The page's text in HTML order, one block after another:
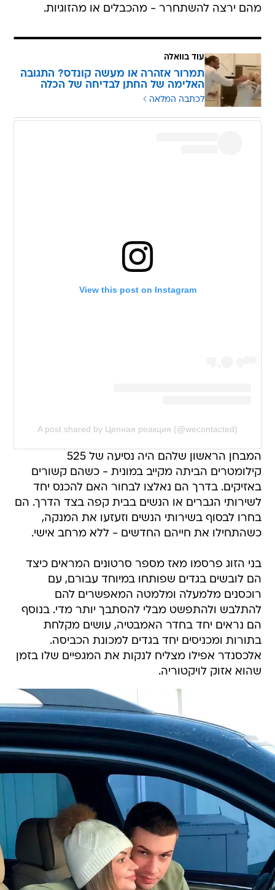
מהם ירצה להשתחרר - מהכבלים או מהזוגיות.
עוד בוואלה
תמרור אזהרה או מעשה קונדס? התגובה
האלימה של החתן לבדיחה של הכלה
לכתבה המלאה
View this post on Instagram
A post shared by Цепная реакция (@wecontacted)
המבחן הראשון שלהם היה נסיעה של 525
קילומטרים הביתה מקייב במונית - כשהם קשורים
באזיקים. בדרך הם נאלצו לבחור האם להכנס יחד
לשירותי הגברים או הנשים בבית קפה בצד הדרך. הם
בחרו לבסוף בשירותי הנשים וזעזעו את המנקה,
כשהתחילו את חייהם החדשים - ללא מרחב אישי.
בני הזוג פרסמו מאז מספר סרטונים המראים כיצד
הם לובשים בגדים שפותחו במיוחד עבורם, עם
רוכסנים מלמעלה ומלמטה המאפשרים להם
להתלבש ולהתפשט מבלי להסתבך יותר מדי. בנוסף
הם נראים יחד בחדר האמבטיה, עושים מקלחת
בתורות ומכניסים יחד בגדים למכונת הכביסה.
אלכסנדר אפילו מצליח לנקות את המגפיים שלו בזמן
שהוא אזוק לויקטוריה.